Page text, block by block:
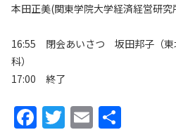
本田正美(関東学院大学経済経営研究
16:55 閉会あいさつ 坂田邦子（東
科）
17:00 終了
F T E